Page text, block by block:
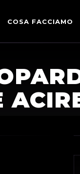
COSA FACCIAMO